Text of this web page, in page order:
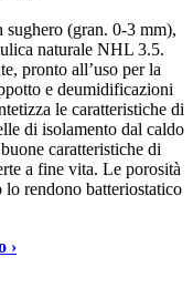
(gran. 0-3 mm),
naturale NHL 3.5.
pronto all’uso per la
e deumidificazioni
le caratteristiche di
di isolamento dal caldo
caratteristiche di
a fine vita. Le porosità
lo rendono batteriostatico
›